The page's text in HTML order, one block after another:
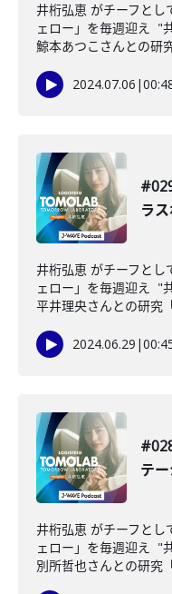
井桁弘恵 がチーフと
ェロー」を毎週迎え "
鯨本あつこさんとの研
2024.07.06 |
ラス
井桁弘恵 がチーフと
ェロー」を毎週迎え "
平井理央さんとの研究
2024.06.29 |
テー
井桁弘恵 がチーフと
ェロー」を毎週迎え "
別所哲也さんとの研究